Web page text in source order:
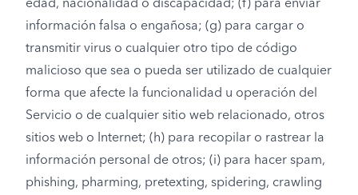
edad, nacionalidad o discapacidad; (f) para enviar
información falsa o engañosa; (g) para cargar o
transmitir virus o cualquier otro tipo de código
malicioso que sea o pueda ser utilizado de cualquier
forma que afecte la funcionalidad u operación del
Servicio o de cualquier sitio web relacionado, otros
sitios web o Internet; (h) para recopilar o rastrear la
información personal de otros; (i) para hacer spam,
phishing, pharming, pretexting, spidering, crawling